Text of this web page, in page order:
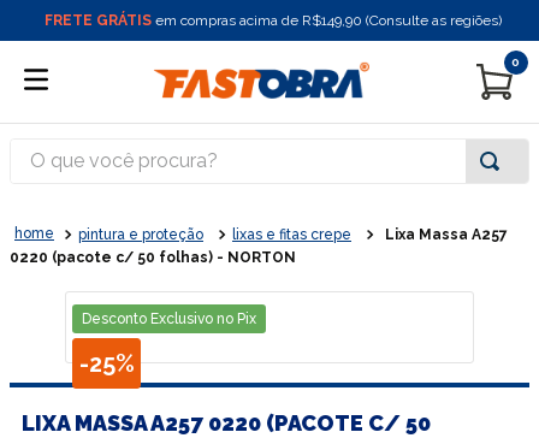
FRETE GRÁTIS em compras acima de R$149,90 (Consulte as regiões)
0
O que você procura?
pintura e proteção lixas e fitas crepe
Lixa Massa A257
0220 (pacote c/ 50 folhas) - NORTON
Desconto Exclusivo no Pix
-25%
LIXA MASSA A257 0220 (PACOTE C/ 50